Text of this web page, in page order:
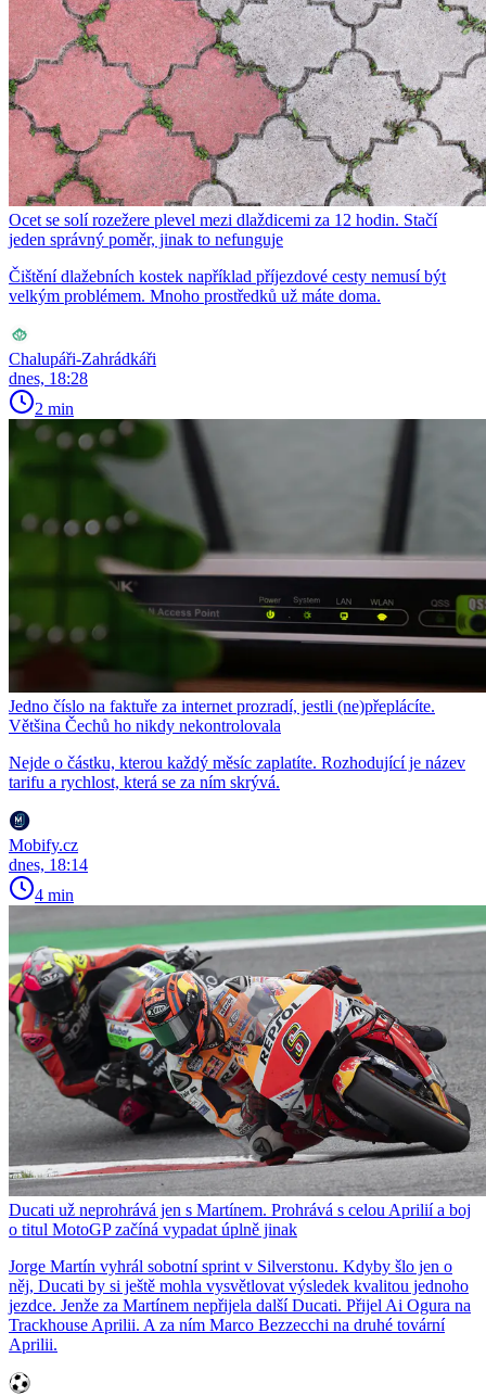
Ocet se solí rozežere plevel mezi dlaždicemi za 12 hodin. Stačí
jeden správný poměr, jinak to nefunguje
Čištění dlažebních kostek například příjezdové cesty nemusí být
velkým problémem. Mnoho prostředků už máte doma.
Chalupáři-Zahrádkáři
dnes, 18:28
2 min
Jedno číslo na faktuře za internet prozradí, jestli (ne)přeplácíte.
Většina Čechů ho nikdy nekontrolovala
Nejde o částku, kterou každý měsíc zaplatíte. Rozhodující je název
tarifu a rychlost, která se za ním skrývá.
Mobify.cz
dnes, 18:14
4 min
Ducati už neprohrává jen s Martínem. Prohrává s celou Aprilií a boj
o titul MotoGP začíná vypadat úplně jinak
Jorge Martín vyhrál sobotní sprint v Silverstonu. Kdyby šlo jen o
něj, Ducati by si ještě mohla vysvětlovat výsledek kvalitou jednoho
jezdce. Jenže za Martínem nepřijela další Ducati. Přijel Ai Ogura na
Trackhouse Aprilii. A za ním Marco Bezzecchi na druhé tovární
Aprilii.